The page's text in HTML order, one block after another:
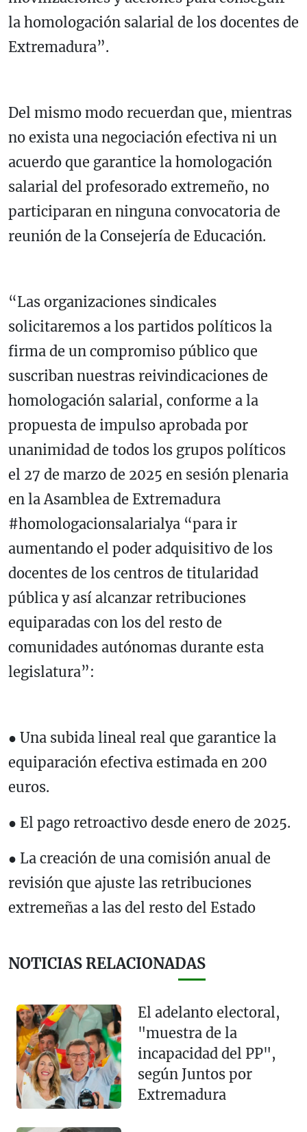
la homologación salarial de los docentes de
Extremadura”.
Del mismo modo recuerdan que, mientras
no exista una negociación efectiva ni un
acuerdo que garantice la homologación
salarial del profesorado extremeño, no
participaran en ninguna convocatoria de
reunión de la Consejería de Educación.
“Las organizaciones sindicales
solicitaremos a los partidos políticos la
firma de un compromiso público que
suscriban nuestras reivindicaciones de
homologación salarial, conforme a la
propuesta de impulso aprobada por
unanimidad de todos los grupos políticos
el 27 de marzo de 2025 en sesión plenaria
en la Asamblea de Extremadura
#homologacionsalarialya “para ir
aumentando el poder adquisitivo de los
docentes de los centros de titularidad
pública y así alcanzar retribuciones
equiparadas con los del resto de
comunidades autónomas durante esta
legislatura”:
● Una subida lineal real que garantice la
equiparación efectiva estimada en 200
euros.
● El pago retroactivo desde enero de 2025.
● La creación de una comisión anual de
revisión que ajuste las retribuciones
extremeñas a las del resto del Estado
NOTICIAS RELACIONADAS
El adelanto electoral,
"muestra de la
incapacidad del PP",
según Juntos por
Extremadura